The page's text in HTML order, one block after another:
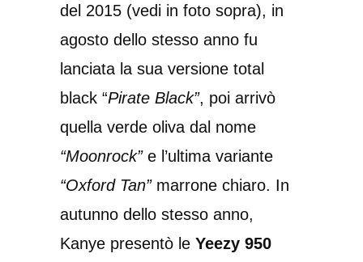
del 2015 (vedi in foto sopra), in
agosto dello stesso anno fu
lanciata la sua versione total
black “Pirate Black”, poi arrivò
quella verde oliva dal nome
“Moonrock”e l’ultima variante
“Oxford Tan”marrone chiaro. In
autunno dello stesso anno,
Kanye presentò le Yeezy 950